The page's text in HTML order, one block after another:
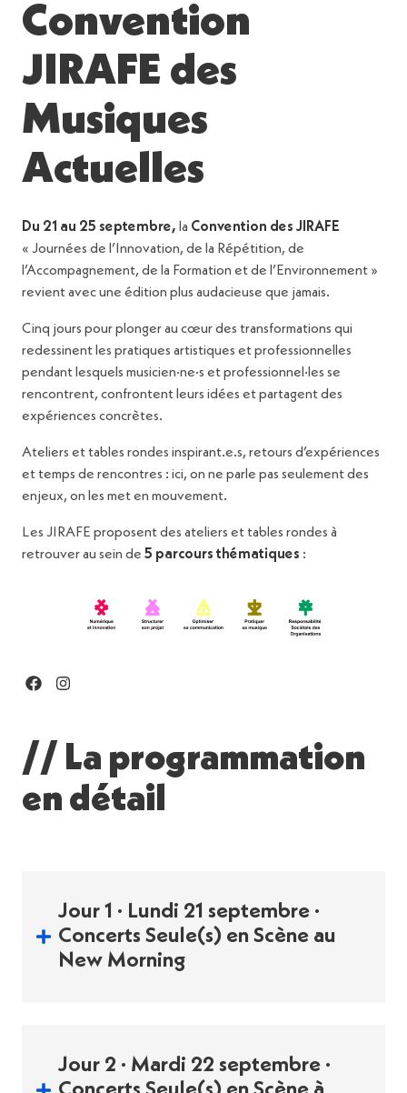
Convention
JIRAFE des
Musiques
Actuelles
Du 21 au 25 septembre, la Convention des JIRAFE
« Journées de l’Innovation, de la Répétition, de
l’Accompagnement, de la Formation et de l’Environnement »
revient avec une édition plus audacieuse que jamais.
Cinq jours pour plonger au cœur des transformations qui
redessinent les pratiques artistiques et professionnelles
pendant lesquels musicien·ne·s et professionnel·les se
rencontrent, confrontent leurs idées et partagent des
expériences concrètes.
Ateliers et tables rondes inspirant.e.s, retours d’expériences
et temps de rencontres : ici, on ne parle pas seulement des
enjeux, on les met en mouvement.
Les JIRAFE proposent des ateliers et tables rondes à
retrouver au sein de 5 parcours thématiques :
// La programmation
en détail
Jour 1 · Lundi 21 septembre ·
Concerts Seule(s) en Scène au
New Morning
21
Jour 2 · Mardi 22 septembre ·